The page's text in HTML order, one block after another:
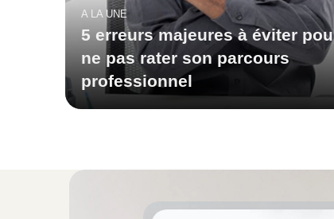
A LA UNE
5 erreurs majeures à éviter
ne pas rater son parcours
professionnel